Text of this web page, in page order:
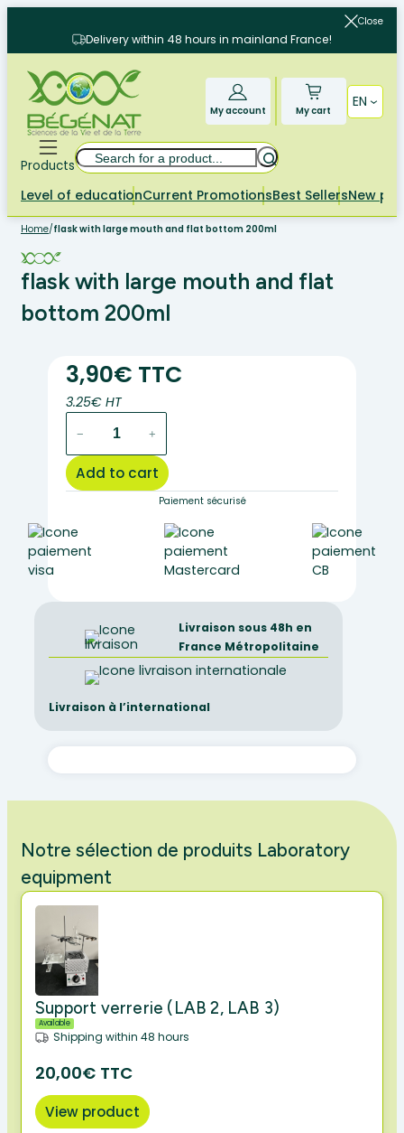
content
Close
Delivery within 48 hours in mainland France!
My account My cart
EN
Products
Search
Level of educationCurrent PromotionsBest SellersNew
Home/flask with large mouth and flat bottom 200ml
flask with large mouth and flat
bottom 200ml
3,90€ TTC
3.25€ HT
large
mouth
bottom
200ml
− +
Add to cart
Paiement sécurisé
Livraison sous 48h en
France Métropolitaine
Livraison à l’international
Notre sélection de produits Laboratory
equipment
Support verrerie (LAB 2, LAB 3)
Available
Shipping within 48 hours
20,00€ TTC
View product